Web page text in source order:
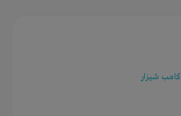
كامب شيزار